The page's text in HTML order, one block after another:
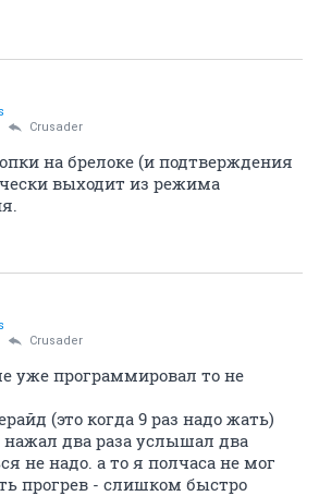
Crusader
на брелоке (и подтверждения
выходит из режима
Crusader
уже программировал то не
(это когда 9 раз надо жать)
два раза услышал два
не надо. а то я полчаса не мог
прогрев - слишком быстро